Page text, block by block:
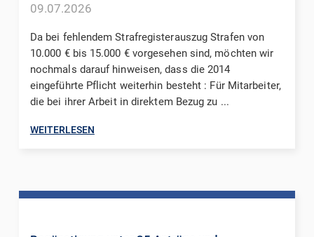
09.07.2026
Da bei fehlendem Strafregisterauszug Strafen von
10.000 € bis 15.000 € vorgesehen sind, möchten wir
nochmals darauf hinweisen, dass die 2014
eingeführte Pflicht weiterhin besteht : Für Mitarbeiter,
die bei ihrer Arbeit in direktem Bezug zu ...
WEITERLESEN